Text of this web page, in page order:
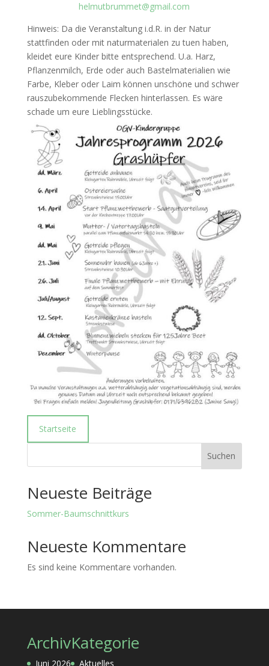
helmutbrummet@gmail.com
Hinweis: Da die Veranstaltung i.d.R. in der Natur
stattfinden oder mit naturmaterialen zu tuen haben,
kleidet eure Kinder bitte entsprechend. U.a. Harz,
Pflanzenmilch, Erde oder auch Bastelmaterialien wie
Farbe, Kleber oder Laim können unschöne und schwer
rauszubekommende Flecken hinterlassen. Es wäre
schade um eure Lieblingsstücke.
Startseite
Suchen
Neueste Beiträge
Sommer-Baumschnittkurs
Neueste Kommentare
Es sind keine Kommentare vorhanden.
Archiv
Juni 2026
Kategorie
Aktuelles